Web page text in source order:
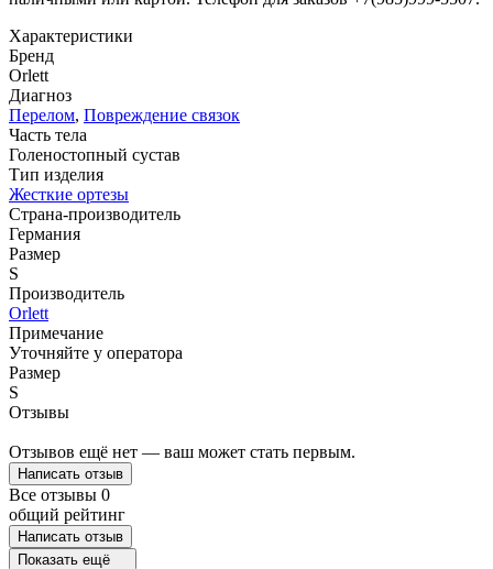
Характеристики
Бренд
Orlett
Диагноз
Перелом, Повреждение связок
Часть тела
Голеностопный сустав
Тип изделия
Жесткие ортезы
Страна-производитель
Германия
Размер
S
Производитель
Orlett
Примечание
Уточняйте у оператора
Размер
S
Отзывы
Отзывов ещё нет — ваш может стать первым.
Написать отзыв
Все отзывы 0
общий рейтинг
Написать отзыв
Показать ещё